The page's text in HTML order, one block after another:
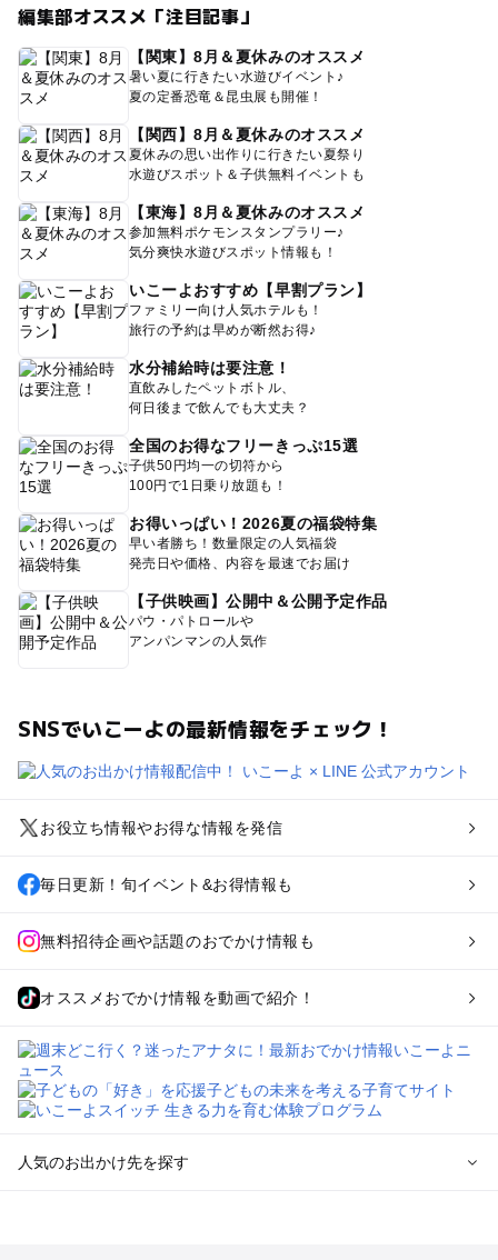
編集部オススメ「注目記事」
【関東】8月＆夏休みのオススメ
暑い夏に行きたい水遊びイベント♪
夏の定番恐竜＆昆虫展も開催！
【関西】8月＆夏休みのオススメ
夏休みの思い出作りに行きたい夏祭り
水遊びスポット＆子供無料イベントも
【東海】8月＆夏休みのオススメ
参加無料ポケモンスタンプラリー♪
気分爽快水遊びスポット情報も！
いこーよおすすめ【早割プラン】
ファミリー向け人気ホテルも！
旅行の予約は早めが断然お得♪
水分補給時は要注意！
直飲みしたペットボトル、
何日後まで飲んでも大丈夫？
全国のお得なフリーきっぷ15選
子供50円均一の切符から
100円で1日乗り放題も！
お得いっぱい！2026夏の福袋特集
早い者勝ち！数量限定の人気福袋
発売日や価格、内容を最速でお届け
【子供映画】公開中＆公開予定作品
パウ・パトロールや
アンパンマンの人気作
SNSでいこーよの最新情報をチェック！
お役立ち情報やお得な情報を発信
毎日更新！旬イベント&お得情報も
無料招待企画や話題のおでかけ情報も
オススメおでかけ情報を動画で紹介！
人気のお出かけ先を探す